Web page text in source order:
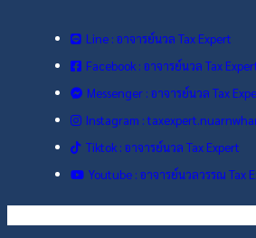
Line : อาจารย์นวล Tax Expert
Facebook : อาจารย์นวล Tax
Messenger : อาจารย์นวล Tax
Instagram :
Tiktok : อาจารย์นวล Tax Expert
Youtube : อาจารย์นวลวรรณ Tax